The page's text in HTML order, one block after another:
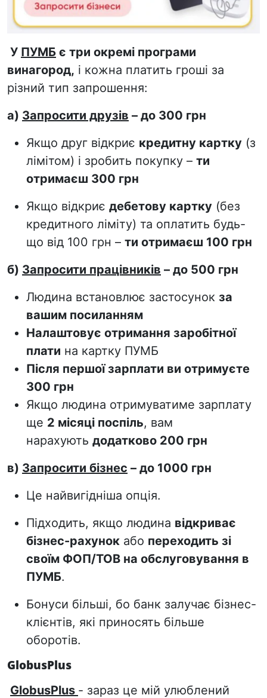
У ПУМБ є три окремі програми
винагород, і кожна платить гроші за
різний тип запрошення:
а) Запросити друзів – до 300 грн
Якщо друг відкриє кредитну картку (з
лімітом) і зробить покупку – ти
отримаєш 300 грн
Якщо відкриє дебетову картку (без
кредитного ліміту) та оплатить будь-
що від 100 грн – ти отримаєш 100 грн
б) Запросити працівників – до 500 грн
Людина встановлює застосунок за
вашим посиланням
Налаштовує отримання заробітної
плати на картку ПУМБ
Після першої зарплати ви отримуєте
300 грн
Якщо людина отримуватиме зарплату
ще 2 місяці поспіль, вам
нарахують додатково 200 грн
в) Запросити бізнес – до 1000 грн
Це найвигідніша опція.
Підходить, якщо людина відкриває
бізнес-рахунок або переходить зі
своїм ФОП/ТОВ на обслуговування в
ПУМБ.
Бонуси більші, бо банк залучає бізнес-
клієнтів, які приносять більше
оборотів.
GlobusPlus
GlobusPlus - зараз це мій улюблений